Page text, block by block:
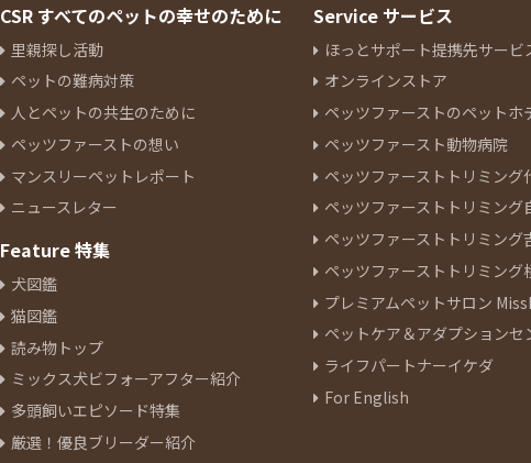
CSR すべてのペットの幸せのために
里親探し活動
ペットの難病対策
人とペットの共生のために
ペッツファーストの想い
マンスリーペットレポート
ニュースレター
Feature 特集
犬図鑑
猫図鑑
読み物トップ
ミックス犬ビフォーアフター紹介
多頭飼いエピソード特集
厳選！優良ブリーダー紹介
Service サービス
ほっとサポート提携先サービ
オンラインストア
ペッツファーストのペットホ
ペッツファースト動物病院
ペッツファーストトリミング
ペッツファーストトリミング
ペッツファーストトリミング
ペッツファーストトリミング
プレミアムペットサロン
ペットケア＆アダプションセ
ライフパートナーイケダ
For English